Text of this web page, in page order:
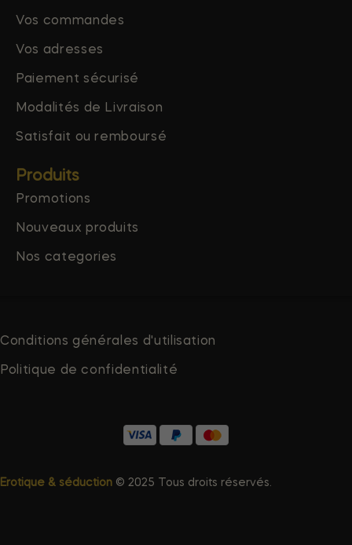
Vos commandes
Vos adresses
Paiement sécurisé
Modalités de Livraison
Satisfait ou remboursé
Produits
Promotions
Nouveaux produits
Nos categories
Conditions générales d'utilisation
Politique de confidentialité
Erotique & séduction © 2025 Tous droits réservés.